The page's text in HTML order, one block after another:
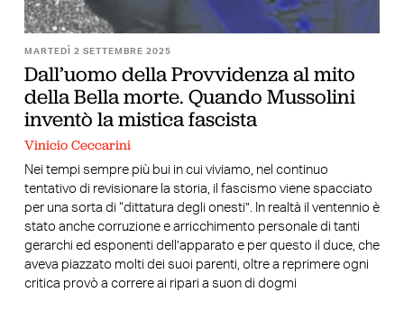
MARTEDÌ 2 SETTEMBRE 2025
Dall’uomo della Provvidenza al mito
della Bella morte. Quando Mussolini
inventò la mistica fascista
Vinicio Ceccarini
Nei tempi sempre più bui in cui viviamo, nel continuo
tentativo di revisionare la storia, il fascismo viene spacciato
per una sorta di “dittatura degli onesti”. In realtà il ventennio è
stato anche corruzione e arricchimento personale di tanti
gerarchi ed esponenti dell’apparato e per questo il duce, che
aveva piazzato molti dei suoi parenti, oltre a reprimere ogni
critica provò a correre ai ripari a suon di dogmi